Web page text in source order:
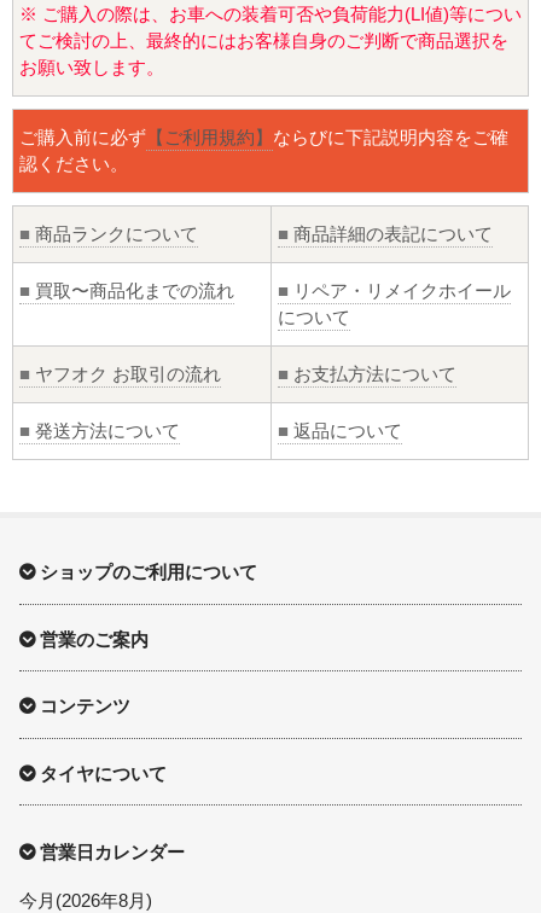
※ ご購入の際は、お車への装着可否や負荷能力(LI値)等につい
てご検討の上、最終的にはお客様自身のご判断で商品選択を
お願い致します。
ご購入前に必ず 【ご利用規約】 ならびに下記説明内容をご確
認ください。
■ 商品ランクについて ■ 商品詳細の表記について
■ 買取〜商品化までの流れ ■ リペア・リメイクホイール
について
■ ヤフオク お取引の流れ ■ お支払方法について
■ 発送方法について ■ 返品について
ショップのご利用について
営業のご案内
コンテンツ
タイヤについて
営業日カレンダー
今月(2026年8月)